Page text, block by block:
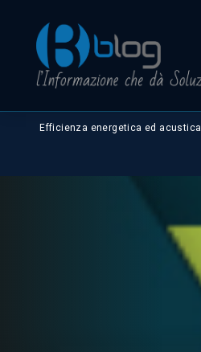
Efficienza energetica ed acustica